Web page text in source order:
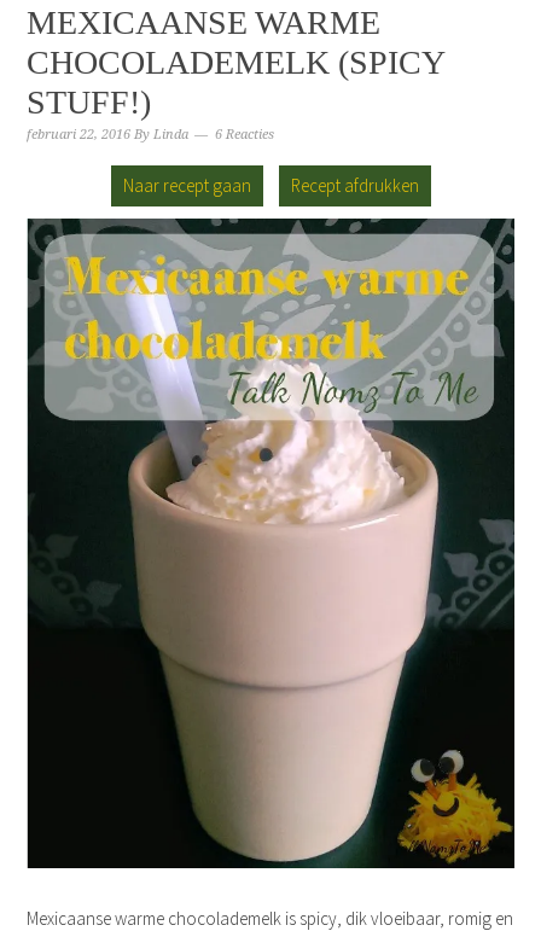
MEXICAANSE WARME
CHOCOLADEMELK (SPICY
STUFF!)
februari 22, 2016 ByLinda 6 Reacties
Naar recept gaan Recept afdrukken
Mexicaanse warme chocolademelk is spicy, dik vloeibaar, romig en